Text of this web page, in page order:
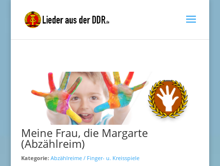
Meine Frau, die Margarte
(Abzählreim)
Kategorie: Abzählreime / Finger- u. Kreisspiele